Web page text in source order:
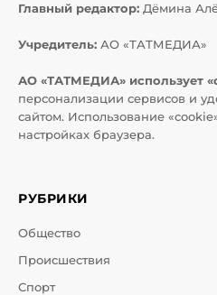
Главный редактор: Дёмина
Учредитель: АО «ТАТМЕДИА»
АО «ТАТМЕДИА» использует
персонализации сервисов и
сайтом. Использование
настройках браузера.
РУБРИКИ
Общество
Происшествия
Спорт